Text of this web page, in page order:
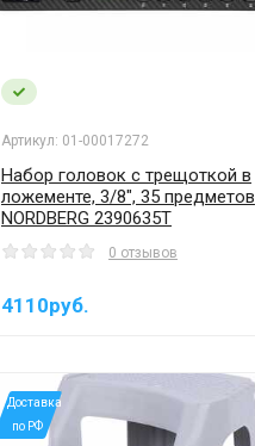
Артикул: 01-00017272
Набор головок с трещоткой в
ложементе, 3/8", 35 предметов
NORDBERG 2390635T
0 отзывов
4110руб.
*Доставка
по РФ